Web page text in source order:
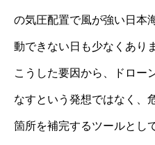
の気圧配置で風が強い日本
動できない日も少なくあり
こうした要因から、ドロー
なすという発想ではなく、
箇所を補完するツールとし